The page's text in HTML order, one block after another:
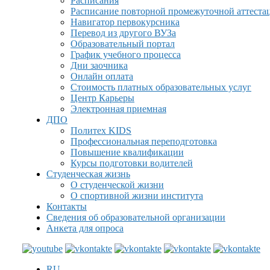
Расписание повторной промежуточной
Навигатор первокурсника
Перевод из другого ВУЗа
Образовательный портал
График учебного процесса
Дни заочника
Онлайн оплата
Стоимость платных образовательных услуг
Центр Карьеры
Электронная приемная
ДПО
Политех KIDS
Профессиональная переподготовка
Повышение квалификации
Курсы подготовки водителей
Студенческая жизнь
О студенческой жизни
О спортивной жизни института
Контакты
Сведения об образовательной организации
Анкета для опроса